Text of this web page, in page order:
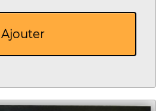
Ajouter